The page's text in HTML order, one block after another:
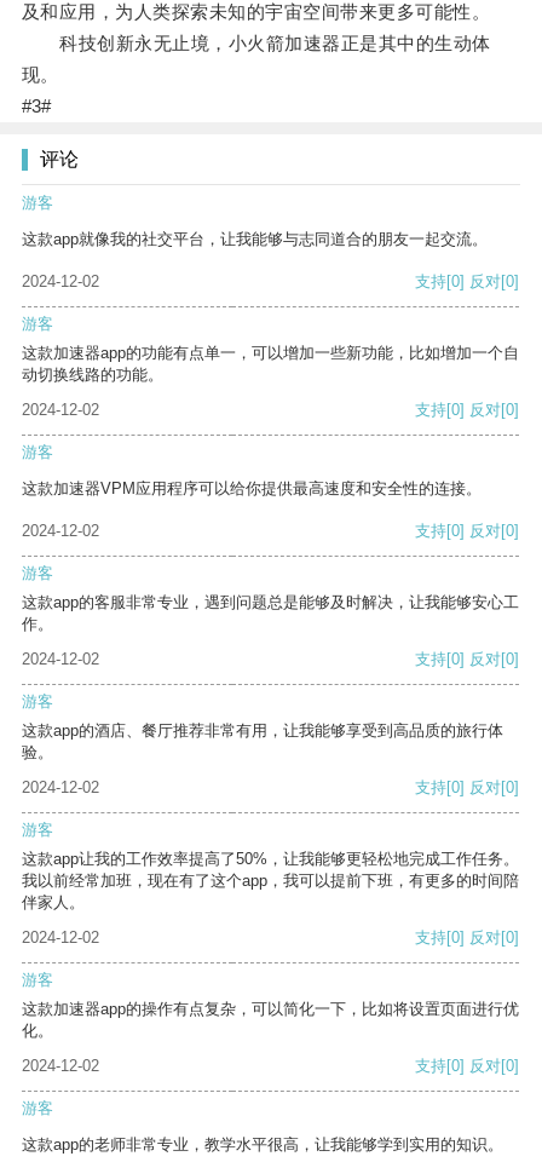
及和应用，为人类探索未知的宇宙空间带来更多可能性。
科技创新永无止境，小火箭加速器正是其中的生动体
现。
#3#
评论
游客
这款app就像我的社交平台，让我能够与志同道合的朋友一起交流。
2024-12-02 支持[0] 反对[0]
游客
这款加速器app的功能有点单一，可以增加一些新功能，比如增加一个自
动切换线路的功能。
2024-12-02
支持[0] 反对[0]
游客
这款加速器VPM应用程序可以给你提供最高速度和安全性的连接。
2024-12-02 支持[0] 反对[0]
游客
这款app的客服非常专业，遇到问题总是能够及时解决，让我能够安心工
作。
2024-12-02
支持[0] 反对[0]
游客
这款app的酒店、餐厅推荐非常有用，让我能够享受到高品质的旅行体
验。
2024-12-02
支持[0] 反对[0]
游客
这款app让我的工作效率提高了50%，让我能够更轻松地完成工作任务。
我以前经常加班，现在有了这个app，我可以提前下班，有更多的时间陪
伴家人。
2024-12-02
支持[0] 反对[0]
游客
这款加速器app的操作有点复杂，可以简化一下，比如将设置页面进行优
化。
2024-12-02
支持[0] 反对[0]
游客
这款app的老师非常专业，教学水平很高，让我能够学到实用的知识。